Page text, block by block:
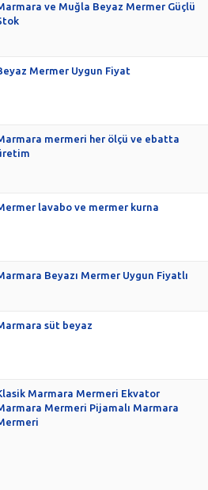
ve Muğla Beyaz Mermer Güçlü
Mermer Uygun Fiyat
mermeri her ölçü ve ebatta
lavabo ve mermer kurna
Beyazı Mermer Uygun Fiyatlı
süt beyaz
Marmara Mermeri Ekvator
Mermeri Pijamalı Marmara